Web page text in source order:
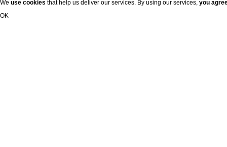
We use cookies that help us deliver our services. By using our services, you
OK